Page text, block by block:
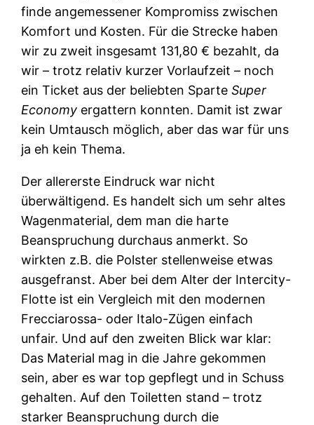
finde angemessener Kompromiss zwischen
Komfort und Kosten. Für die Strecke haben
wir zu zweit insgesamt 131,80 € bezahlt, da
wir – trotz relativ kurzer Vorlaufzeit – noch
ein Ticket aus der beliebten SparteSuper
Economy ergattern konnten. Damit ist zwar
kein Umtausch möglich, aber das war für uns
ja eh kein Thema.
Der allererste Eindruck war nicht
überwältigend. Es handelt sich um sehr altes
Wagenmaterial, dem man die harte
Beanspruchung durchaus anmerkt. So
wirkten z.B. die Polster stellenweise etwas
ausgefranst. Aber bei dem Alter der Intercity-
Flotte ist ein Vergleich mit den modernen
Frecciarossa- oder Italo-Zügen einfach
unfair. Und auf den zweiten Blick war klar:
Das Material mag in die Jahre gekommen
sein, aber es war top gepflegt und in Schuss
gehalten. Auf den Toiletten stand – trotz
starker Beanspruchung durch die